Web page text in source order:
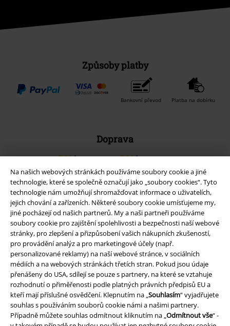
Na našich webových stránkách používáme soubory cookie a jiné
technologie, které se společně označují jako „soubory cookies“. Tyto
technologie nám umožňují shromažďovat informace o uživatelích,
jejich chování a zařízeních. Některé soubory cookie umísťujeme my,
jiné pocházejí od našich partnerů. My a naši partneři používáme
soubory cookie pro zajištění spolehlivosti a bezpečnosti naší webové
stránky, pro zlepšení a přizpůsobení vašich nákupních zkušeností,
pro provádění analýz a pro marketingové účely (např.
personalizované reklamy) na naší webové stránce, v sociálních
médiích a na webových stránkách třetích stran. Pokud jsou údaje
přenášeny do USA, sdílejí se pouze s partnery, na které se vztahuje
rozhodnutí o přiměřenosti podle platných právních předpisů EU a
kteří mají příslušné osvědčení. Klepnutím na „Souhlasím“ vyjadřujete
souhlas s používáním souborů cookie námi a našimi partnery.
Případně můžete souhlas odmítnout kliknutím na „Odmítnout vše“ -
Způsoby platby
Bankovní převod Platba na dobírku
Doprava
Balíkovna Balík Do ruky
EMP aplikaci
Stáhněte si novou EMP aplikaci zdarma a využijte všechny nové
funkce a výhody!
A Warner Music Group Company